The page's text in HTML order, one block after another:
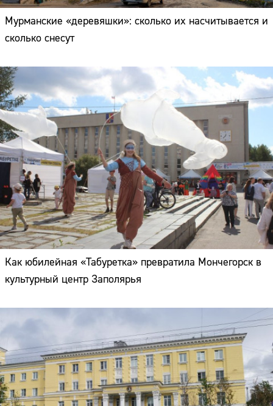
Мурманские «деревяшки»: сколько их насчитывается и
сколько снесут
Как юбилейная «Табуретка» превратила Мончегорск в
культурный центр Заполярья